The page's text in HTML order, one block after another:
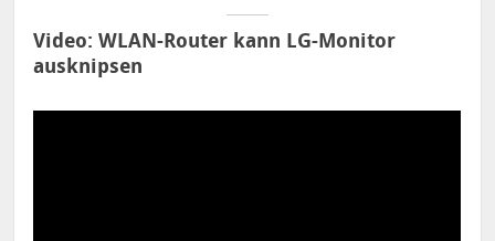
Video: WLAN-Router kann LG-Monitor
ausknipsen